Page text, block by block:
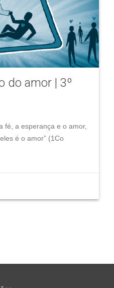
do amor | 3º
fé, a esperança e o amor,
é o amor” (1Co